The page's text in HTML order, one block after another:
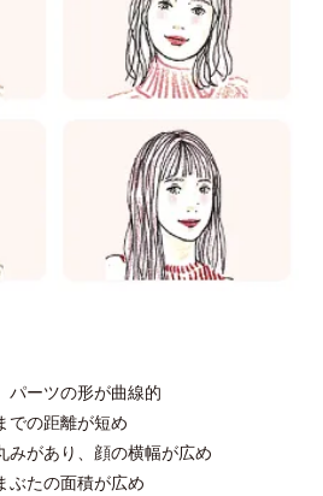
パーツの形が曲線的
での距離が短め
みがあり、顔の横幅が広め
ぶたの面積が広め